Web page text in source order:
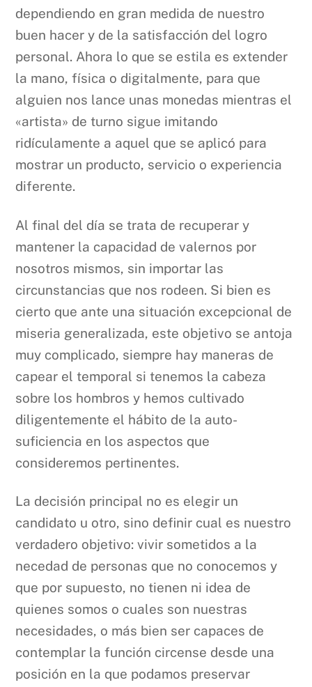
dependiendo en gran medida de nuestro
buen hacer y de la satisfacción del logro
personal. Ahora lo que se estila es extender
la mano, física o digitalmente, para que
alguien nos lance unas monedas mientras el
«artista» de turno sigue imitando
ridículamente a aquel que se aplicó para
mostrar un producto, servicio o experiencia
diferente.
Al final del día se trata de recuperar y
mantener la capacidad de valernos por
nosotros mismos, sin importar las
circunstancias que nos rodeen. Si bien es
cierto que ante una situación excepcional de
miseria generalizada, este objetivo se antoja
muy complicado, siempre hay maneras de
capear el temporal si tenemos la cabeza
sobre los hombros y hemos cultivado
diligentemente el hábito de la auto-
suficiencia en los aspectos que
consideremos pertinentes.
La decisión principal no es elegir un
candidato u otro, sino definir cual es nuestro
verdadero objetivo: vivir sometidos a la
necedad de personas que no conocemos y
que por supuesto, no tienen ni idea de
quienes somos o cuales son nuestras
necesidades, o más bien ser capaces de
contemplar la función circense desde una
posición en la que podamos preservar